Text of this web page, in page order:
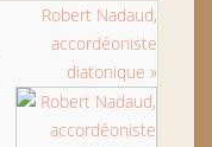
Robert Nadaud,
accordéoniste
diatonique »